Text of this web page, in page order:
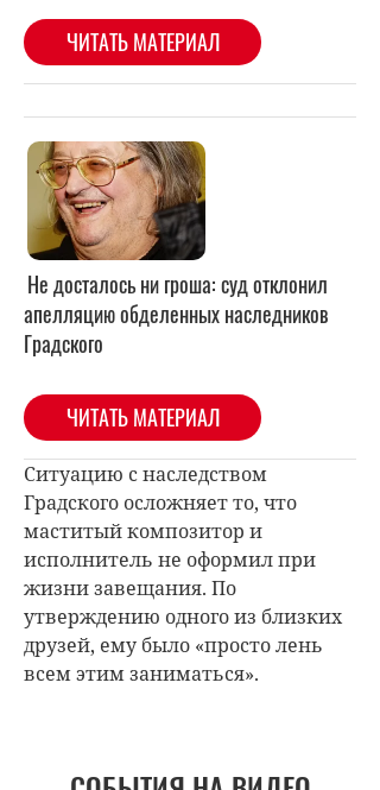
Не досталось ни гроша: суд отклонил
апелляцию обделенных наследников
Градского
ЧИТАТЬ МАТЕРИАЛ
Ситуацию с наследством
Градского осложняет то, что
маститый композитор и
исполнитель не оформил при
жизни завещания. По
утверждению одного из близких
друзей, ему было «просто лень
всем этим заниматься».